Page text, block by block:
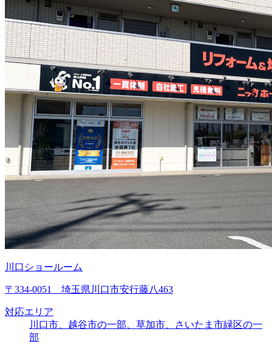
川口ショールーム
〒334-0051 埼玉県川口市安行藤八463
対応エリア
川口市、越谷市の一部、草加市、さいたま市緑区の一
部